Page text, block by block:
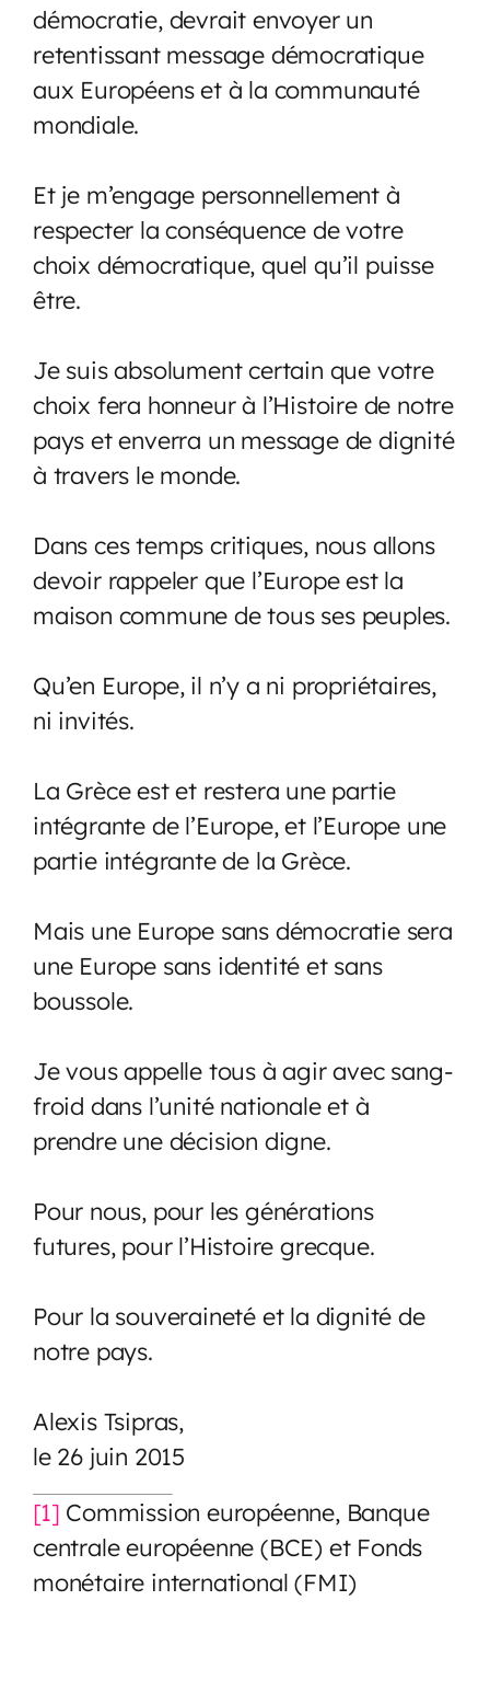
démocratie, devrait envoyer un
retentissant message démocratique
aux Européens et à la communauté
mondiale.
Et je m’engage personnellement à
respecter la conséquence de votre
choix démocratique, quel qu’il puisse
être.
Je suis absolument certain que votre
choix fera honneur à l’Histoire de notre
pays et enverra un message de dignité
à travers le monde.
Dans ces temps critiques, nous allons
devoir rappeler que l’Europe est la
maison commune de tous ses peuples.
Qu’en Europe, il n’y a ni propriétaires,
ni invités.
La Grèce est et restera une partie
intégrante de l’Europe, et l’Europe une
partie intégrante de la Grèce.
Mais une Europe sans démocratie sera
une Europe sans identité et sans
boussole.
Je vous appelle tous à agir avec sang-
froid dans l’unité nationale et à
prendre une décision digne.
Pour nous, pour les générations
futures, pour l’Histoire grecque.
Pour la souveraineté et la dignité de
notre pays.
Alexis Tsipras,
le 26 juin 2015
[1] Commission européenne, Banque
centrale européenne (BCE) et Fonds
monétaire international (FMI)